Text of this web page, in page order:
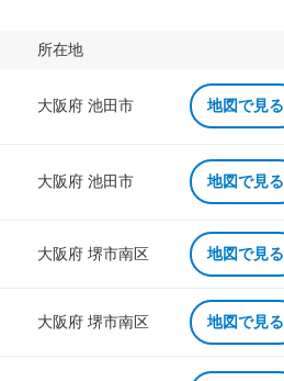
所在地
大阪府 池田市 地図で見る
大阪府 池田市 地図で見る
大阪府 堺市南区 地図で見る
大阪府 堺市南区 地図で見る